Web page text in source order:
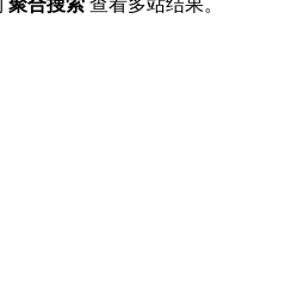
聚合搜索 查看多站结果。